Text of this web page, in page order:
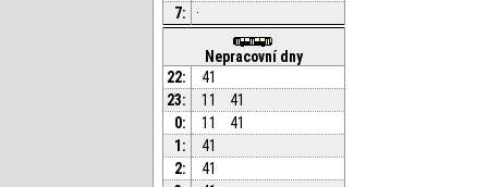
7:
·
Nepracovní dny
22:
41
23:
11
41
0:
11
41
1:
41
2:
41